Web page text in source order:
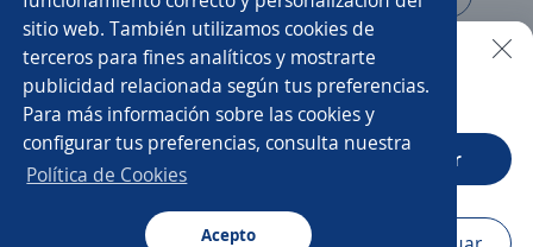
sitio web. También utilizamos cookies de
terceros para fines analíticos y mostrarte
publicidad relacionada según tus preferencias.
Para más información sobre las cookies y
configurar tus preferencias, consulta nuestra
Política de Cookies
Acepto
Gerente tienda Asesor/a telefónico
Representante de ventas Ejecutivo/a telefónico
Asesor de ventas
Agente seguros
Buscar es más fácil en la app
CT App Abrir